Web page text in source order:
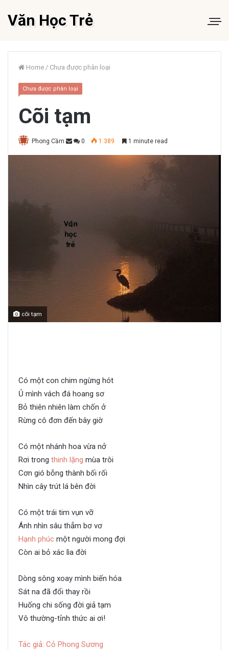
Văn Học Trẻ
Home / Chưa được phân loại
Chưa được phân loại
Cõi tạm
Phong Cầm 0 1.389 1 minute read
cõi tạm
Có một con chim ngừng hót
Ủ mình vách đá hoang sơ
Bỏ thiên nhiên làm chốn ở
Rừng cô đơn đến bây giờ
Có một nhánh hoa vừa nở
Rơi trong thinh lặng mùa trôi
Cơn gió bỗng thành bối rối
Nhìn cây trút lá bên đời
Có một trái tim vụn vỡ
Ánh nhìn sâu thẳm bơ vơ
Hạnh phúc một người mong đợi
Còn ai bỏ xác lìa đời
Dòng sông xoay mình biến hóa
Sát na đã đổi thay rồi
Huống chi sống đời giả tạm
Vô thường-tỉnh thức ai ơi!
Tác giả: Cỏ Phong Sương